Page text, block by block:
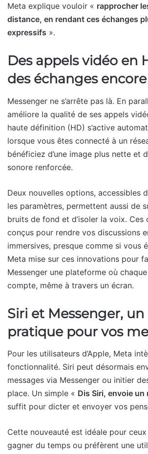
Meta explique vouloir « rapprocher
distance, en rendant ces échanges
expressifs ».
Des appels vidéo en
des échanges
Messenger ne s’arrête pas là. En
améliore la qualité de ses appels
haute définition (HD) s’active
lorsque vous êtes connecté à un
bénéficiez d’une image plus nette et
sonore renforcée.
Deux nouvelles options, accessibles
les paramètres, permettent aussi de
bruits de fond et d’isoler la voix. Ces
conçus pour rendre vos discussions
immersives, presque comme si vous
Meta mise sur ces innovations pour
Messenger une plateforme où
compte, même à travers un écran.
Siri et Messenger,
pratique pour vos
Pour les utilisateurs d’Apple, Meta
fonctionnalité. Siri peut désormais
messages via Messenger ou initier
place. Un simple « Dis Siri, envoie un
suffit pour dicter et envoyer vos
Cette nouveauté est idéale pour
gagner du temps ou préfèrent une